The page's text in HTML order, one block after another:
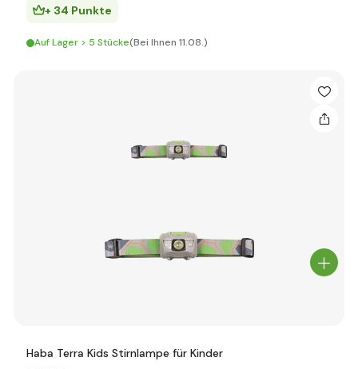
+ 34 Punkte
Auf Lager > 5 Stücke(Bei Ihnen 11.08.)
Haba Terra Kids Stirnlampe für Kinder